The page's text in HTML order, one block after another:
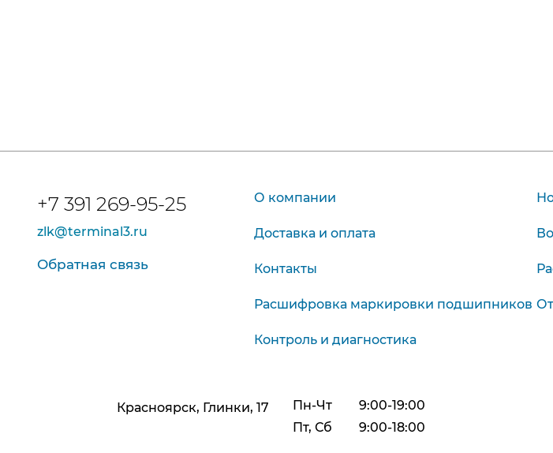
+7 391 269-95-25
zlk@terminal3.ru
Обратная связь
О компании
Доставка и оплата
Контакты
Расшифровка маркировки подшипников
Контроль и диагностика
Красноярск, Глинки, 17 Пн-Чт
9:00-19:00
Пт, Сб
9:00-18:00